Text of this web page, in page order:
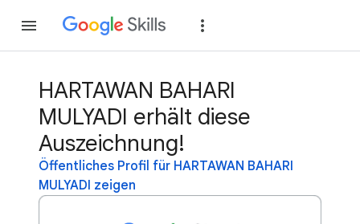
HARTAWAN BAHARI
MULYADI erhält diese
Auszeichnung!
Öffentliches Profil für HARTAWAN BAHARI
MULYADI zeigen